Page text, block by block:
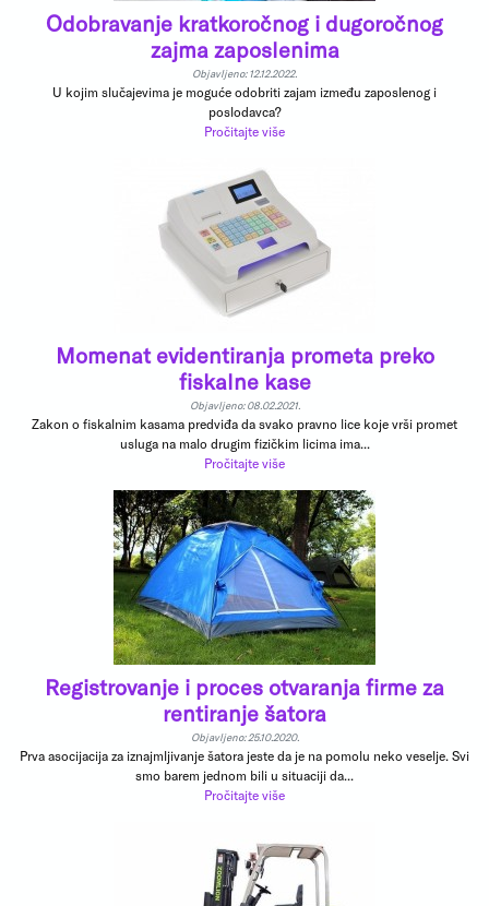
Odobravanje kratkoročnog i dugoročnog
zajma zaposlenima
Objavljeno: 12.12.2022.
U kojim slučajevima je moguće odobriti zajam između zaposlenog i
poslodavca?
Pročitajte više
Momenat evidentiranja prometa preko
fiskalne kase
Objavljeno: 08.02.2021.
Zakon o fiskalnim kasama predviđa da svako pravno lice koje vrši promet
usluga na malo drugim fizičkim licima ima...
Pročitajte više
Registrovanje i proces otvaranja firme za
rentiranje šatora
Objavljeno: 25.10.2020.
Prva asocijacija za iznajmljivanje šatora jeste da je na pomolu neko veselje. Svi
smo barem jednom bili u situaciji da...
Pročitajte više